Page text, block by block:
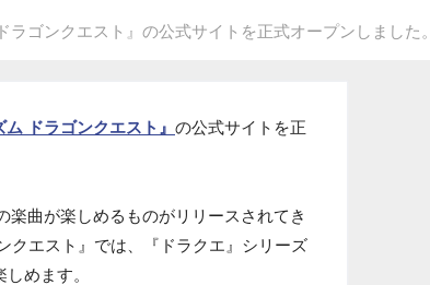
ゴンクエスト』の公式サイトを正式オープンしました。
ム ドラゴンクエスト』 の公式サイトを正
楽曲が楽しめるものがリリースされてき
クエスト』では、『ドラクエ』シリーズ
めます。